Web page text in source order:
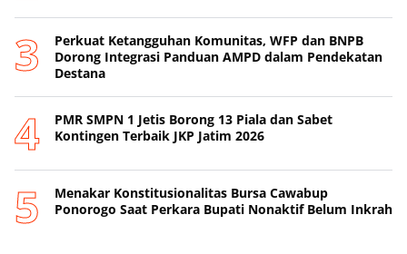
Perkuat Ketangguhan Komunitas, WFP dan BNPB
Dorong Integrasi Panduan AMPD dalam Pendekatan
Destana
PMR SMPN 1 Jetis Borong 13 Piala dan Sabet
Kontingen Terbaik JKP Jatim 2026
Menakar Konstitusionalitas Bursa Cawabup
Ponorogo Saat Perkara Bupati Nonaktif Belum Inkrah